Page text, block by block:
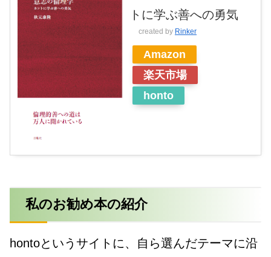
トに学ぶ善への勇気
created by Rinker
Amazon
楽天市場
honto
私のお勧め本の紹介
hontoというサイトに、自ら選んだテーマに沿